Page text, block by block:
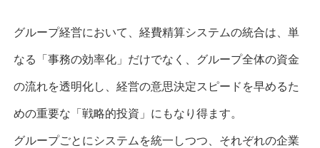
グループ経営において、経費精算システムの統合は、単
なる「事務の効率化」だけでなく、グループ全体の資金
の流れを透明化し、経営の意思決定スピードを早めるた
めの重要な「戦略的投資」にもなり得ます。
グループごとにシステムを統一しつつ、それぞれの企業